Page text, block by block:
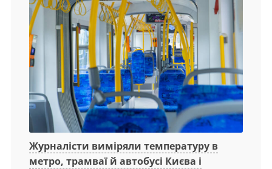
Журналісти виміряли температуру в
метро, трамваї й автобусі Києва і